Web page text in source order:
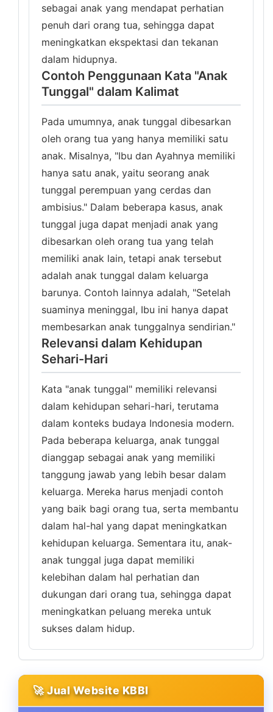
sebagai anak yang mendapat perhatian
penuh dari orang tua, sehingga dapat
meningkatkan ekspektasi dan tekanan
dalam hidupnya.
Contoh Penggunaan Kata "Anak
Tunggal" dalam Kalimat
Pada umumnya, anak tunggal dibesarkan
oleh orang tua yang hanya memiliki satu
anak. Misalnya, "Ibu dan Ayahnya memiliki
hanya satu anak, yaitu seorang anak
tunggal perempuan yang cerdas dan
ambisius." Dalam beberapa kasus, anak
tunggal juga dapat menjadi anak yang
dibesarkan oleh orang tua yang telah
memiliki anak lain, tetapi anak tersebut
adalah anak tunggal dalam keluarga
barunya. Contoh lainnya adalah, "Setelah
suaminya meninggal, Ibu ini hanya dapat
membesarkan anak tunggalnya sendirian."
Relevansi dalam Kehidupan
Sehari-Hari
Kata "anak tunggal" memiliki relevansi
dalam kehidupan sehari-hari, terutama
dalam konteks budaya Indonesia modern.
Pada beberapa keluarga, anak tunggal
dianggap sebagai anak yang memiliki
tanggung jawab yang lebih besar dalam
keluarga. Mereka harus menjadi contoh
yang baik bagi orang tua, serta membantu
dalam hal-hal yang dapat meningkatkan
kehidupan keluarga. Sementara itu, anak-
anak tunggal juga dapat memiliki
kelebihan dalam hal perhatian dan
dukungan dari orang tua, sehingga dapat
meningkatkan peluang mereka untuk
sukses dalam hidup.
🚀 Jual Website KBBI